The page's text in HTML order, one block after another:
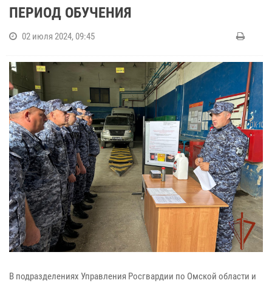
ПЕРИОД ОБУЧЕНИЯ
02 июля 2024, 09:45
В подразделениях Управления Росгвардии по Омской области и